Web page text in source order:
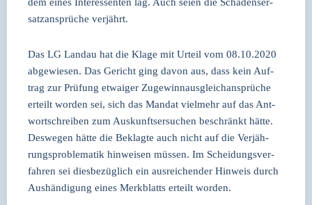
satz­an­sprü­che ver­jährt.
Das LG Land­au hat die Kla­ge mit Urteil vom 08.10.2020
abge­wie­sen. Das Gericht ging davon aus, dass kein Auf­
trag zur Prü­fung etwa­iger Zuge­winn­aus­gleich­an­sprü­che
erteilt wor­den sei, sich das Man­dat viel­mehr auf das Ant­
wort­schrei­ben zum Aus­kunfts­er­su­chen beschränkt hät­te.
Des­we­gen hät­te die Beklag­te auch nicht auf die Ver­jäh­
rungs­pro­ble­ma­tik hin­wei­sen müs­sen. Im Schei­dungs­ver­
fah­ren sei dies­be­züg­lich ein aus­rei­chen­der Hin­weis durch
Aus­hän­di­gung eines Merk­blatts erteilt wor­den.